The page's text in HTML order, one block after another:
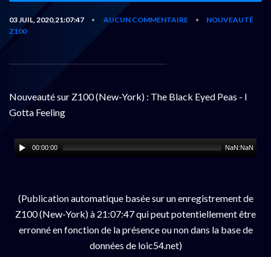
03 JUIL, 2020,21:07:47 • AUCUN COMMENTAIRE •
NOUVEAUTÉ
Z100
Nouveauté sur Z100 (New-York) : The Black Eyed Peas - I
Gotta Feeling
00:00:00 NaN:NaN
(Publication automatique basée sur un enregistrement de
Z100 (New-York) à 21:07:47 qui peut potentiellement être
erronné en fonction de la présence ou non dans la base de
données de loic54.net)